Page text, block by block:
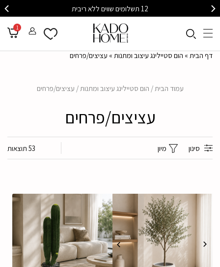
לתיאום פגישת עיצוב אישית עם מעצב/ת שלנו
1
דף הבית » הום סטיילינג עיצוב ומתנות » עציצים/פרחים
עמוד הבית/ הום סטיילינג עיצוב ומתנות/ עציצים/פרחים
עציצים/פרחים
סינון מיון 53 תוצאות